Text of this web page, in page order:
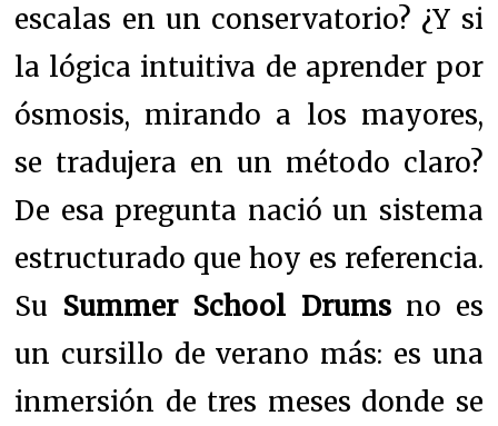
escalas en un conservatorio? ¿Y si
la lógica intuitiva de aprender por
ósmosis, mirando a los mayores,
se tradujera en un método claro?
De esa pregunta nació un sistema
estructurado que hoy es referencia.
Su Summer School Drumsno es
un cursillo de verano más: es una
inmersión de tres meses donde se